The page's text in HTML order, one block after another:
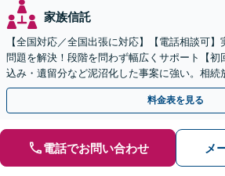
家族信託
【全国対応／全国出張に対応】【電話相談可
問題を解決！段階を問わず幅広くサポート【初
込み・遺留分など泥沼化した事案に強い。相続
続は次世代を見据えたご提案。生前対策もお任
料金表を見る
電話でお問い合わせ メ